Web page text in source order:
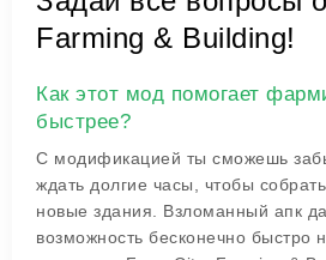
Farming & Building!
Как этот мод помогает
быстрее?
С модификацией ты сможешь
ждать долгие часы, чтобы
новые здания. Взломанный апк
возможность бесконечно быстро